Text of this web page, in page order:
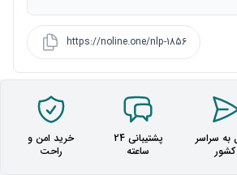
https://noline.one/nlp-1856
به سراسر
کشور
پشتیبانی 24
ساعته
خرید امن و
راحت